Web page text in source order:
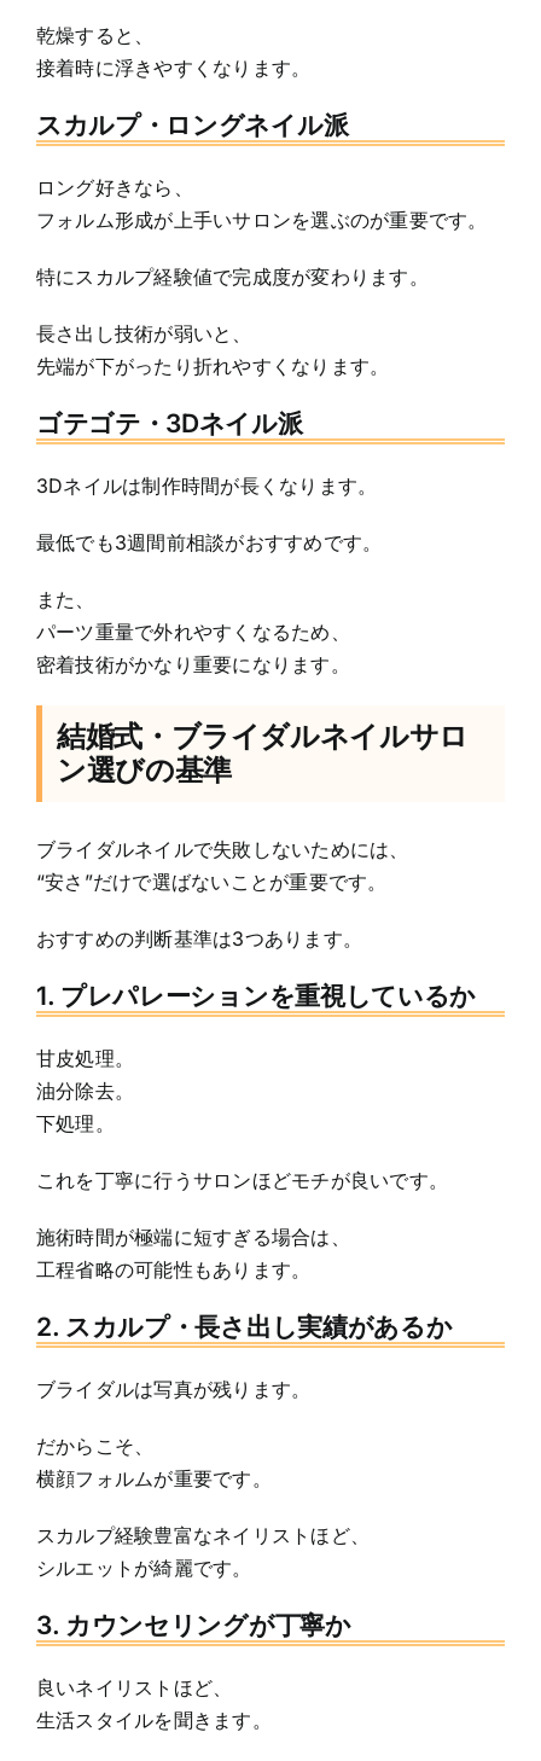
乾燥すると、
接着時に浮きやすくなります。
スカルプ・ロングネイル派
ロング好きなら、
フォルム形成が上手いサロンを選ぶのが重要です。
特にスカルプ経験値で完成度が変わります。
長さ出し技術が弱いと、
先端が下がったり折れやすくなります。
ゴテゴテ・3Dネイル派
3Dネイルは制作時間が長くなります。
最低でも3週間前相談がおすすめです。
また、
パーツ重量で外れやすくなるため、
密着技術がかなり重要になります。
結婚式・ブライダルネイルサロ
ン選びの基準
ブライダルネイルで失敗しないためには、
“安さ”だけで選ばないことが重要です。
おすすめの判断基準は3つあります。
1. プレパレーションを重視しているか
甘皮処理。
油分除去。
下処理。
これを丁寧に行うサロンほどモチが良いです。
施術時間が極端に短すぎる場合は、
工程省略の可能性もあります。
2. スカルプ・長さ出し実績があるか
ブライダルは写真が残ります。
だからこそ、
横顔フォルムが重要です。
スカルプ経験豊富なネイリストほど、
シルエットが綺麗です。
3. カウンセリングが丁寧か
良いネイリストほど、
生活スタイルを聞きます。